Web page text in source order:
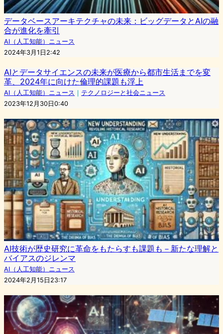
データベースアーキテクチャの未来：ビッグデータとAIの融
合が進化を牽引
AI（人工知能）ニュース
2024年3月1日2:42
AIとデータサイエンスの未来が医療から都市生活までを変
革、2024年に向けた倫理的課題も浮上
AI（人工知能）ニュース ｜ テクノロジーと社会ニュース
2023年12月30日0:40
AI技術が歴史研究に革命をもたらすも課題も－新たな理解と
バイアスのジレンマ
AI（人工知能）ニュース
2024年2月15日23:17